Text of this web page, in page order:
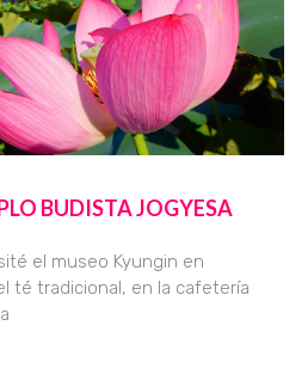
BUDISTA JOGYESA
el museo Kyungin en
té tradicional, en la cafetería